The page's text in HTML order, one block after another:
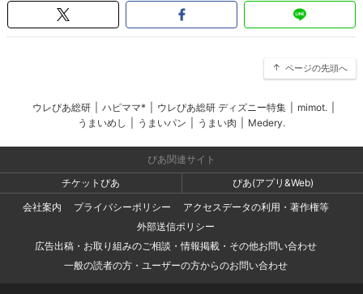
ページの先頭へ
ウレぴあ総研 ハピママ* ウレぴあ総研 ディズニー特集 mimot.
うまいめし
うまいパン うまい肉 Medery.
ぴあ関連サイト
チケットぴあ
ぴあ(アプリ&Web)
会社案内
プライバシーポリシー
アクセスデータの利用・著作権等
外部送信ポリシー
広告出稿・お取り組みのご相談・情報掲載・その他お問い合わせ
一般の読者の方・ユーザーの方からのお問い合わせ